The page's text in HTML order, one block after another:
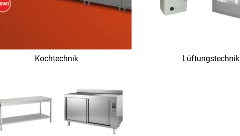
Kochtechnik Lüftungstechnik